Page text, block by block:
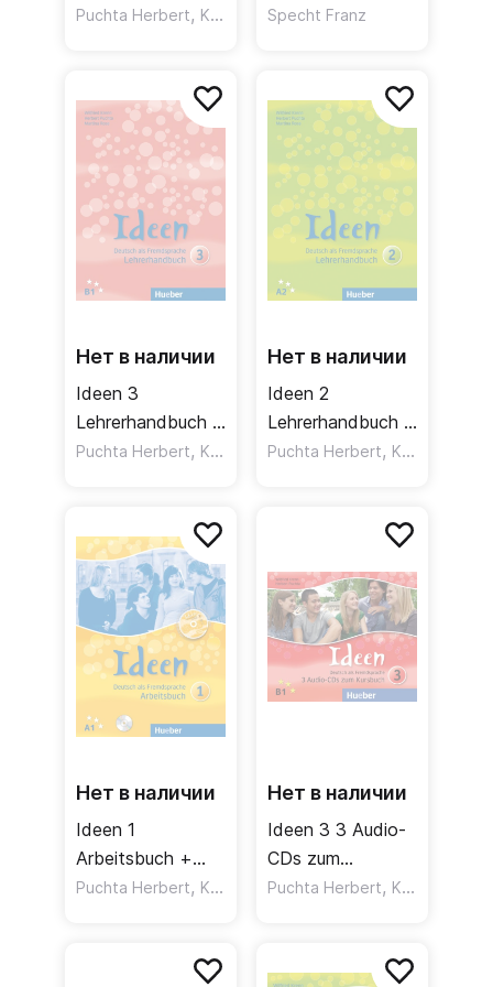
Книга для
Puchta Herbert, Krenn Wilfried ,Rose Martina
Specht Franz
Нет в наличии
Ideen 3
Lehrerhandbuch /
Книга для
Puchta Herbert, Krenn Wilfried ,Rose Martina
Нет в наличии
Ideen 2
Lehrerhandbuch /
Книга для
Puchta Herbert, Krenn Wilfried
Нет в наличии
Ideen 1
Arbeitsbuch +
Audio-CD zum
Рабочая тетрадь
Puchta Herbert, Krenn Wilfried
Нет в наличии
Ideen 3 3 Audio-
CDs zum
Kursbuch /
Puchta Herbert, Krenn Wilfried